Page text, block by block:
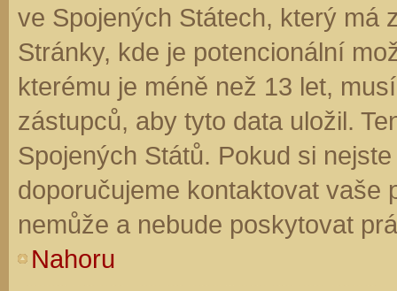
ve Spojených Státech, který má
Stránky, kde je potencionální
kterému je méně než 13 let,
zástupců, aby tyto data uložil.
Spojených Států. Pokud si
doporučujeme kontaktovat vaše
nemůže a nebude poskytovat
Nahoru